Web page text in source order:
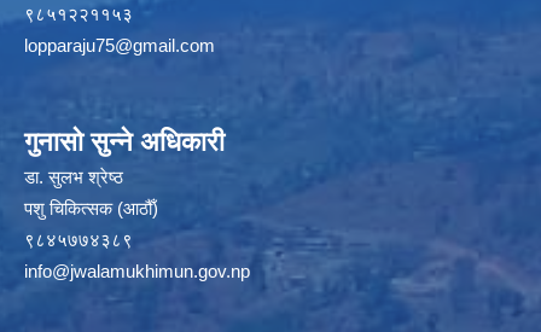
९८५१२२११५३
lopparaju75@gmail.com
गुनासो सुन्ने अधिकारी
डा. सुलभ श्रेष्ठ
पशु चिकित्सक (आठौँ)
९८४५७७४३८९
info@jwalamukhimun.gov.np